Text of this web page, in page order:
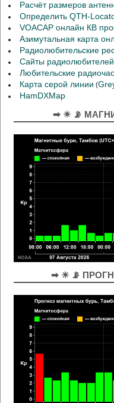
Расчёт размеров
Определить QTH-
VOACAP онлайн КВ
Азимутальная карта
Радиолюбительские
Сайты
Любительские
Карта серой линии (
HamDXMap
➡ ☀ 📡
➡ ☀ 📡